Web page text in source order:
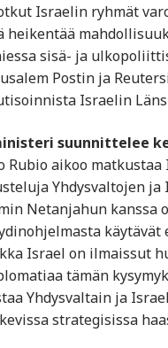
Israelin ryhmät
sisä- ja
Postin ja
Israelin
suunnittelee
Rubio aikoo
Yhdysvaltojen
Netanjahun kanssa
Israel on ilmaissut
tämän
Yhdysvaltain ja
strategisissa